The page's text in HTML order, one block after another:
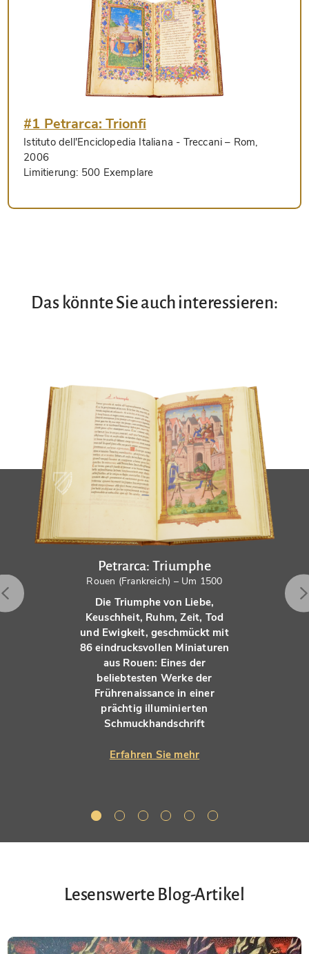
#1 Petrarca: Trionfi
Istituto dell'Enciclopedia Italiana - Treccani – Rom,
2006
Limitierung: 500 Exemplare
Das könnte Sie auch interessieren:
Petrarca: Triumphe
Rouen (Frankreich) – Um 1500
Die Triumphe von Liebe,
Keuschheit, Ruhm, Zeit, Tod
und Ewigkeit, geschmückt mit
86 eindrucksvollen Miniaturen
aus Rouen: Eines der
beliebtesten Werke der
Frührenaissance in einer
prächtig illuminierten
Schmuckhandschrift
Erfahren Sie mehr
Lesenswerte Blog-Artikel